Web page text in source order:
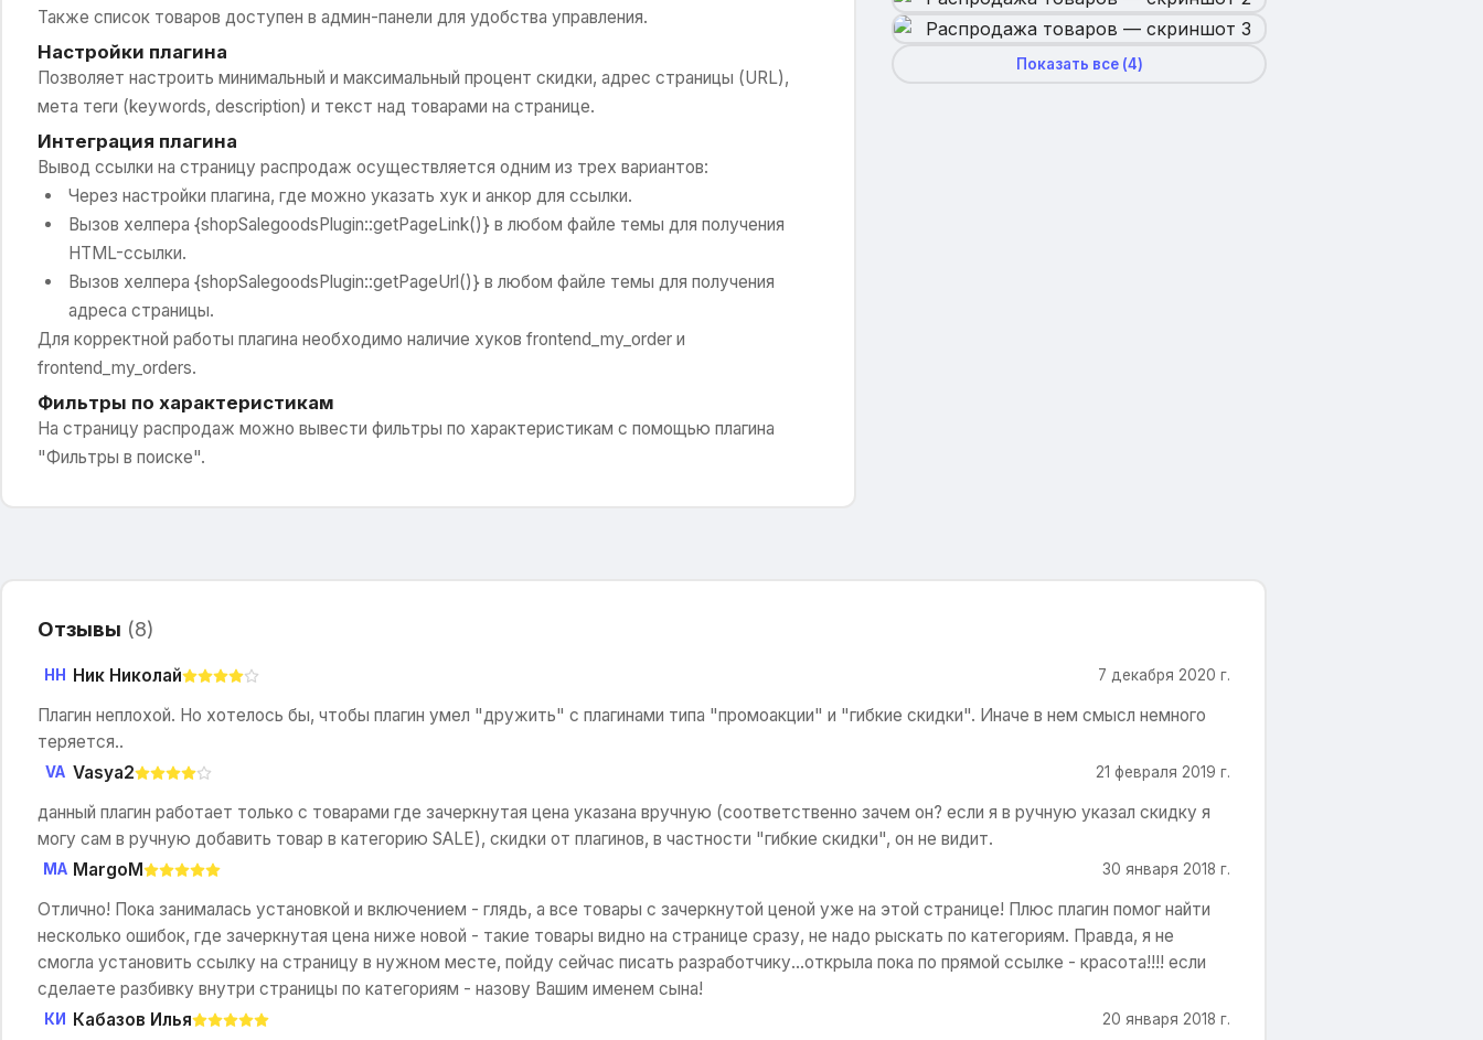
Также список товаров доступен в админ-панели для удобства управления.
Настройки плагина
Позволяет настроить минимальный и максимальный процент скидки, адрес страницы (URL),
мета теги (keywords, description) и текст над товарами на странице.
Интеграция плагина
Вывод ссылки на страницу распродаж осуществляется одним из трех вариантов:
Через настройки плагина, где можно указать хук и анкор для ссылки.
Вызов хелпера {shopSalegoodsPlugin::getPageLink()} в любом файле темы для получения
HTML-ссылки.
Вызов хелпера {shopSalegoodsPlugin::getPageUrl()} в любом файле темы для получения
адреса страницы.
Для корректной работы плагина необходимо наличие хуков frontend_my_order и
frontend_my_orders.
Фильтры по характеристикам
На страницу распродаж можно вывести фильтры по характеристикам с помощью плагина
"Фильтры в поиске".
Показать все (4)
Отзывы (8)
НН Ник Николай 7 декабря 2020 г.
Плагин неплохой. Но хотелось бы, чтобы плагин умел "дружить" с плагинами типа "промоакции" и "гибкие скидки". Иначе в нем смысл немного
теряется..
VA Vasya2 21 февраля 2019 г.
данный плагин работает только с товарами где зачеркнутая цена указана вручную (соответственно зачем он? если я в ручную указал скидку я
могу сам в ручную добавить товар в категорию SALE), скидки от плагинов, в частности "гибкие скидки", он не видит.
MA MargoM 30 января 2018 г.
Отлично! Пока занималась установкой и включением - глядь, а все товары с зачеркнутой ценой уже на этой странице! Плюс плагин помог найти
несколько ошибок, где зачеркнутая цена ниже новой - такие товары видно на странице сразу, не надо рыскать по категориям. Правда, я не
смогла установить ссылку на страницу в нужном месте, пойду сейчас писать разработчику...открыла пока по прямой ссылке - красота!!!! если
сделаете разбивку внутри страницы по категориям - назову Вашим именем сына!
КИ Кабазов Илья 20 января 2018 г.